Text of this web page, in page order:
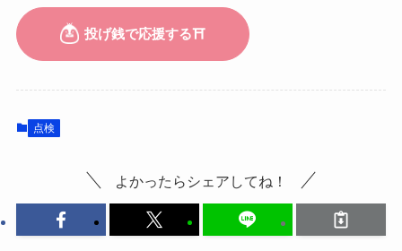
点検
よかったらシェアしてね！